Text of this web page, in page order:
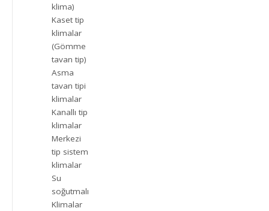
klima)
Kaset tip
klimalar
(Gömme
tavan tip)
Asma
tavan tipi
klimalar
Kanallı tip
klimalar
Merkezi
tip sistem
klimalar
Su
soğutmalı
Klimalar